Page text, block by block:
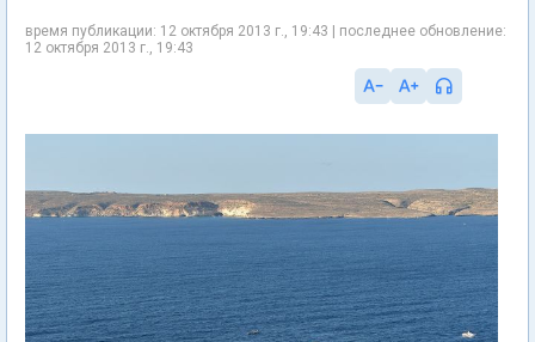
время публикации: 12 октября 2013 г., 19:43 | последнее обновление:
12 октября 2013 г., 19:43